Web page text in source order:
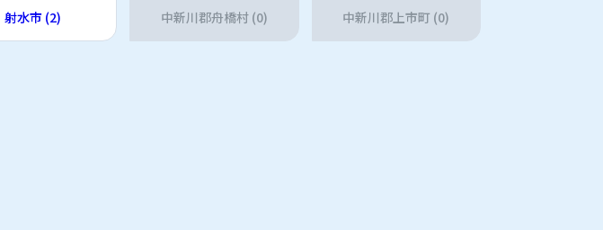
射水市 (2) 中新川郡舟橋村 (0) 中新川郡上市町 (0)